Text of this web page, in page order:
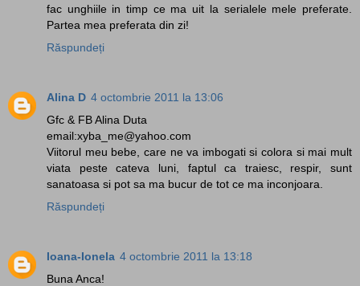
fac unghiile in timp ce ma uit la serialele mele preferate.
Partea mea preferata din zi!
Răspundeți
Alina D 4 octombrie 2011 la 13:06
Gfc & FB Alina Duta
email:xyba_me@yahoo.com
Viitorul meu bebe, care ne va imbogati si colora si mai mult
viata peste cateva luni, faptul ca traiesc, respir, sunt
sanatoasa si pot sa ma bucur de tot ce ma inconjoara.
Răspundeți
Ioana-Ionela 4 octombrie 2011 la 13:18
Buna Anca!